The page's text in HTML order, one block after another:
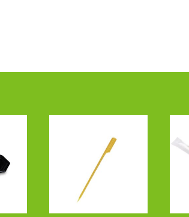
db/csomag